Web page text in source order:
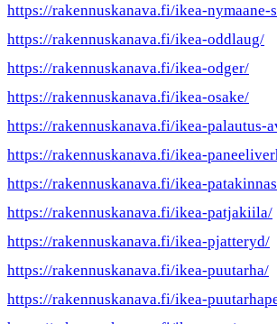
https://rakennuskanava.fi/ikea-nymaane-
https://rakennuskanava.fi/ikea-oddlaug/
https://rakennuskanava.fi/ikea-odger/
https://rakennuskanava.fi/ikea-osake/
https://rakennuskanava.fi/ikea-palautus-
https://rakennuskanava.fi/ikea-
https://rakennuskanava.fi/ikea-
https://rakennuskanava.fi/ikea-patjakiila/
https://rakennuskanava.fi/ikea-pjatteryd/
https://rakennuskanava.fi/ikea-puutarha/
https://rakennuskanava.fi/ikea-